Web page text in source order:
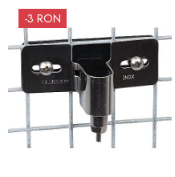
-3 RON